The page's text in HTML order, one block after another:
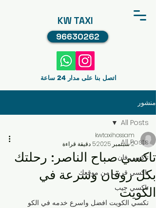
KW TAXI
96630262
اتصل بنا على مدار 24 ساعة
منشور
All Posts
تاكسي فان
تاكسي قريب من موقعك
تاكسي جيب
تكسي الكويت افضل واسرع خدمه في الكو
All Posts
تاكسي صباح الناصر: رحلتك
بكل روقان وسرعة في
الكويت
kwtaxihossam
2 سبتمبر 2025
5 دقيقة قراءة